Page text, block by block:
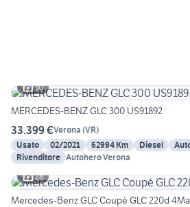
10
MERCEDES-BENZ GLC 300 US91892
33.399 €Verona (VR)
Usato
02/2021 62994 Km Diesel
Rivenditore Autohero Verona
28
Mercedes-Benz GLC Coupé GLC 220d